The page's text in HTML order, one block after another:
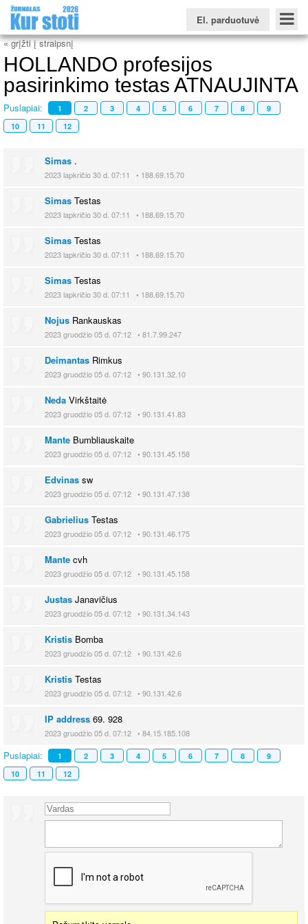
El. parduotuvė
Konkursinio balo skaičiuoklė Žurnalas KUR STOTI Žurnalas KUO BŪTI
FORUMAS Naujienos
Kolegijų sritis
Profesinių mokyklų sritis
« grįžti į straipsnį
HOLLANDO profesijos
pasirinkimo testas ATNAUJINTA
Puslapiai: 1 2 3 4 5 6 7 8
9
10
11 12
Simas .
2023 lapkričio 30 d. 07:11 • 188.69.15.70
Simas Testas
2023 lapkričio 30 d. 07:11 • 188.69.15.70
Simas Testas
2023 lapkričio 30 d. 07:11 • 188.69.15.70
Simas Testas
2023 lapkričio 30 d. 07:11 • 188.69.15.70
Nojus Rankauskas
2023 gruodžio 05 d. 07:12 • 81.7.99.247
Deimantas Rimkus
2023 gruodžio 05 d. 07:12 • 90.131.32.10
Neda Virkštaitė
2023 gruodžio 05 d. 07:12 • 90.131.41.83
Mante Bumbliauskaite
2023 gruodžio 05 d. 07:12 • 90.131.45.158
Edvinas sw
2023 gruodžio 05 d. 07:12 • 90.131.47.138
Gabrielius Testas
2023 gruodžio 05 d. 07:12 • 90.131.46.175
Mante cvh
2023 gruodžio 05 d. 07:12 • 90.131.45.158
Justas Janavičius
2023 gruodžio 05 d. 07:12 • 90.131.34.143
Kristis Bomba
2023 gruodžio 05 d. 07:12 • 90.131.42.6
Kristis Testas
2023 gruodžio 05 d. 07:12 • 90.131.42.6
IP address 69. 928
2023 gruodžio 05 d. 07:12 • 84.15.185.108
Puslapiai: 1 2 3 4 5 6 7 8
9
10
11 12